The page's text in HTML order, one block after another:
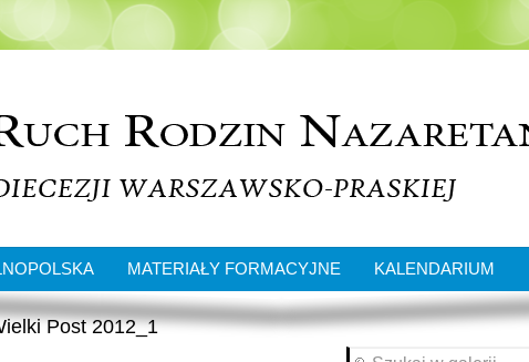
MATERIAŁY FORMACYJNE KALENDARIUM
Post 2012_1